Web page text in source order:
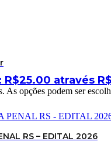
R$25.00 através
As opções podem ser
RS – EDITAL 2026